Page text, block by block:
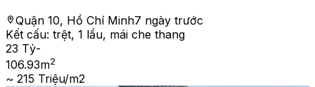
Quận 10, Hồ Chí Minh7 ngày trước
Kết cấu: trệt, 1 lầu, mái che thang
23 Tỷ-
106.93m2
~ 215 Triệu/m2